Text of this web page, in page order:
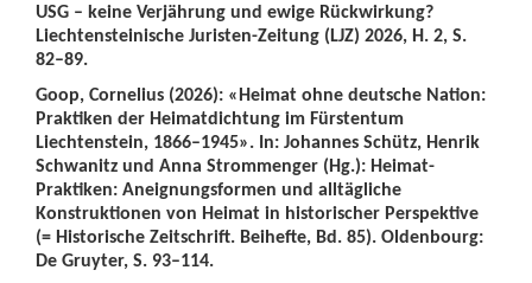
USG – keine Verjährung und ewige Rückwirkung?
Liechtensteinische Juristen-Zeitung (LJZ) 2026, H. 2, S.
82–89.
Goop, Cornelius (2026): «Heimat ohne deutsche Nation:
Praktiken der Heimatdichtung im Fürstentum
Liechtenstein, 1866–1945». In: Johannes Schütz, Henrik
Schwanitz und Anna Strommenger (Hg.): Heimat-
Praktiken: Aneignungsformen und alltägliche
Konstruktionen von Heimat in historischer Perspektive
(= Historische Zeitschrift. Beihefte, Bd. 85). Oldenbourg:
De Gruyter, S. 93–114.